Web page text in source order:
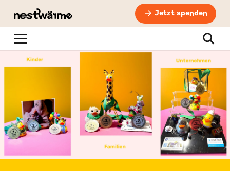
Jetzt spenden
Navigation Suche